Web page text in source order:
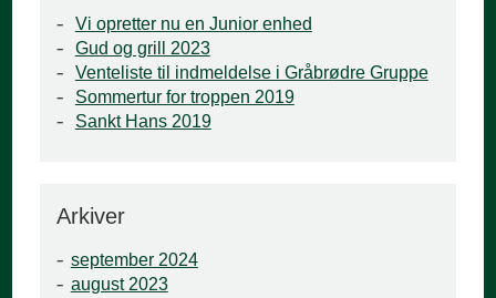
Vi opretter nu en Junior enhed
Gud og grill 2023
Venteliste til indmeldelse i Gråbrødre Gruppe
Sommertur for troppen 2019
Sankt Hans 2019
Arkiver
september 2024
august 2023